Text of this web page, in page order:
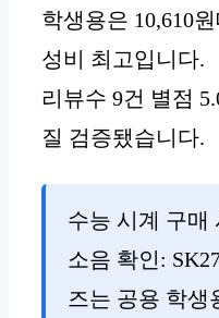
학생용은 10,610
성비 최고입니다.
리뷰수 9건 별점
질 검증됐습니다.
수능 시계 구매
소음 확인:
즈는 공용 학생